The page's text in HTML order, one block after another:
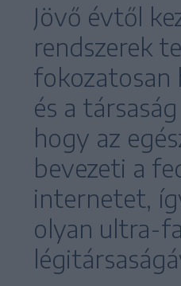
Jövő évtől
rendszerek
fokozatosan
és a
hogy az
bevezeti a
internetet,
olyan ultra-